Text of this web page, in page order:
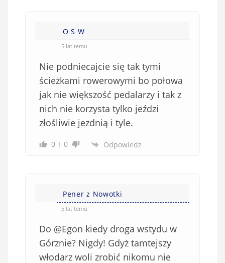
O S W
5 lat temu
Nie podniecajcie się tak tymi
ścieżkami rowerowymi bo połowa
jak nie większość pedalarzy i tak z
nich nie korzysta tylko jeździ
złośliwie jezdnią i tyle.
0 0 Odpowiedz
Pener z Nowotki
5 lat temu
Do @Egon kiedy droga wstydu w
Górznie? Nigdy! Gdyż tamtejszy
włodarz woli zrobić nikomu nie